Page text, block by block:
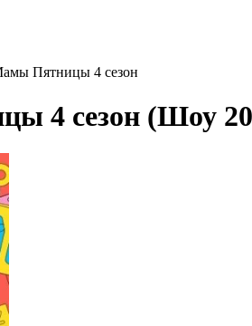
Пятницы 4 сезон
4 сезон (Шоу